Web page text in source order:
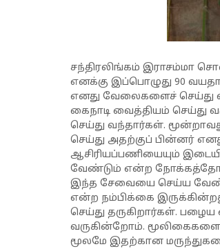
சந்திரலிங்கம் இராசம்மா
எனக்கு இப்பொழுது 90
எனது வேலைகளைச் செய்து
கைநாடி வைத்தியம் செய்து
செய்து வந்தார்கள்.
செய்து அதற்குப் பின்னர்
ஆசிரியப்பணியையும்
வேண்டும் என்ற
இந்த சேவையை செய்ய
என்ற நம்பிக்கை
செய்து தருகிறார்கள்.
வருகின்றோம்.
மூலமே இதற்கான